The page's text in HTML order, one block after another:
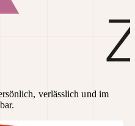
verlässlich und im